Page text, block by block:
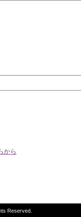
から
Reserved.